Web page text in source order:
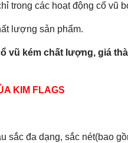
trong các hoạt động cổ vũ
lượng sản phẩm.
ô ̉ vũ kém chất l ượng, giá
KIM FLAGS
sắc đa dạng, sắc nét(bao